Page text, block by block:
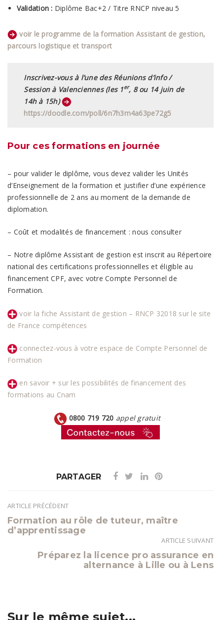
Validation : Diplôme Bac+2 / Titre RNCP niveau 5
voir le programme de la formation Assistant de gestion,
parcours logistique et transport
Inscrivez-vous à l’une des Réunions d’info /
Session à Valenciennes (les 1er, 8 ou 14 juin de
14h à 15h)
https://doodle.com/poll/6n7h3m4a63pe72g5
Pour ces formations en journée
– pour valider le diplôme, vous devez valider les Unités
d’Enseignement de la formation et justifier d’une expérience
professionnelle de 2 ans au moment de la demande de
diplomation.
– Coût et modalités de financement : nous consulter
– Notre diplôme Assistant de gestion est inscrit au Répertoire
national des certifications professionnelles et éligible au
financement CPF, avec votre Compte Personnel de
Formation.
voir la fiche Assistant de gestion – RNCP 32018 sur le site
de France compétences
connectez-vous à votre espace de Compte Personnel de
Formation
en savoir + sur les possibilités de financement des
formations au Cnam
0800 719 720 appel gratuit
PARTAGER
Navigation
de
l’article
ARTICLE PRÉCÉDENT
Formation au rôle de tuteur, maître
d’apprentissage
ARTICLE SUIVANT
Préparez la licence pro assurance en
alternance à Lille ou à Lens
Sur le même sujet...